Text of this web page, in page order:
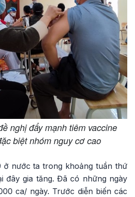
nghị đẩy mạnh tiêm vaccine
biệt nhóm nguy cơ cao
ở nước ta trong khoảng tuần thứ
đây gia tăng. Đã có những ngày
ca/ ngày. Trước diễn biến các